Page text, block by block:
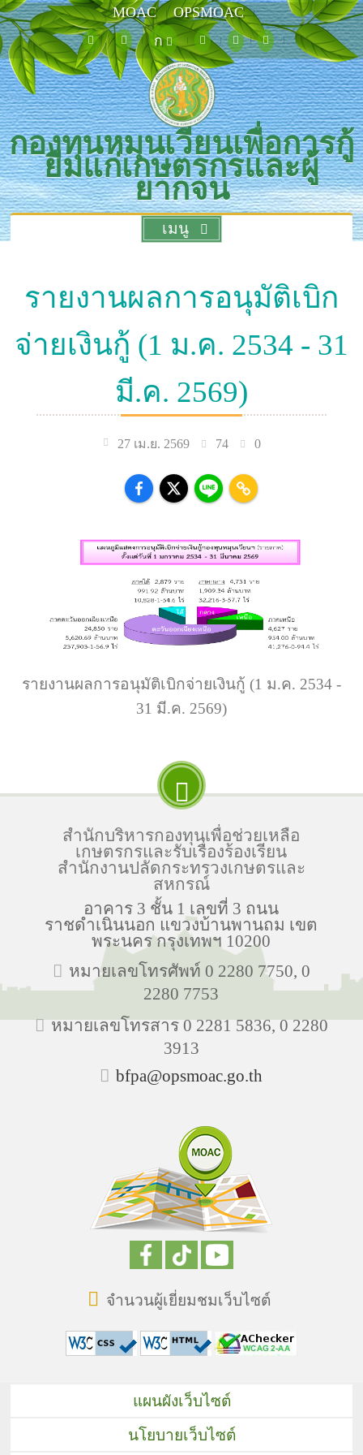
MOAC
OPSMOAC
ก
กองทุนหมุนเวียนเพื่อการกู้
ยืมแก่เกษตรกรและผู้
ยากจน
เมนู
รายงานผลการอนุมัติเบิก
จ่ายเงินกู้ (1 ม.ค. 2534 - 31
มี.ค. 2569)
27 เม.ย. 2569 74 0
รายงานผลการอนุมัติเบิกจ่ายเงินกู้ (1 ม.ค. 2534 -
31 มี.ค. 2569)
สำนักบริหารกองทุนเพื่อช่วยเหลือ
เกษตรกรและรับเรื่องร้องเรียน
สำนักงานปลัดกระทรวงเกษตรและ
สหกรณ์
อาคาร 3 ชั้น 1 เลขที่ 3 ถนน
ราชดำเนินนอก แขวงบ้านพานถม เขต
พระนคร กรุงเทพฯ 10200
หมายเลขโทรศัพท์ 0 2280 7750, 0
2280 7753
หมายเลขโทรสาร 0 2281 5836, 0 2280
3913
bfpa@opsmoac.go.th
จำนวนผู้เยี่ยมชมเว็บไซต์
แผนผังเว็บไซต์
นโยบายเว็บไซต์